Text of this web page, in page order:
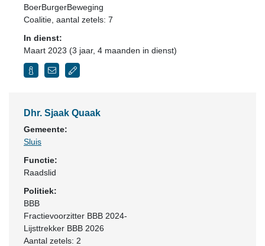
BoerBurgerBeweging
Coalitie , aantal zetels: 7
In dienst:
Maart 2023 (3 jaar, 4 maanden in dienst)
Dhr. Sjaak Quaak
Gemeente:
Sluis
Functie:
Raadslid
Politiek:
BBB
Fractievoorzitter BBB 2024-
Lijsttrekker BBB 2026
Aantal zetels: 2